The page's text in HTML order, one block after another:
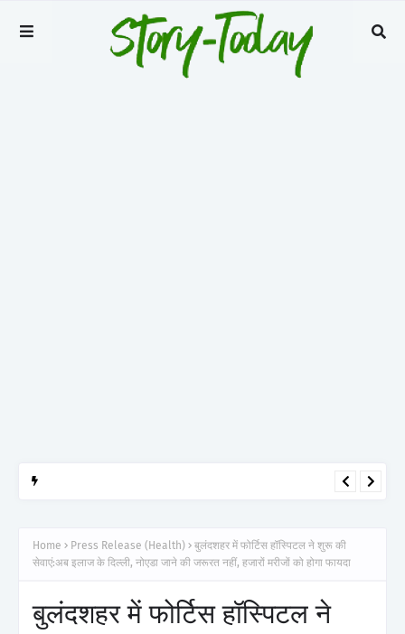
Home Press Release (Health)
बुलंदशहर में फोर्टिस हॉस्पिटल ने शुरू की
सेवाएं:अब इलाज के दिल्ली, नोएडा जाने की जरूरत नहीं, हजारों मरीजों को होगा फायदा
बुलंदशहर में फोर्टिस हॉस्पिटल ने